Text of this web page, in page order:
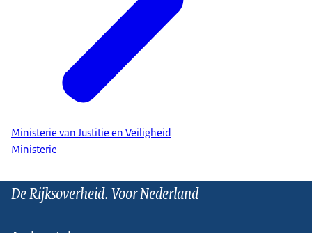
Ministerie van Justitie en Veiligheid
Ministerie
De Rijksoverheid. Voor Nederland